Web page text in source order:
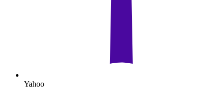
Yahoo